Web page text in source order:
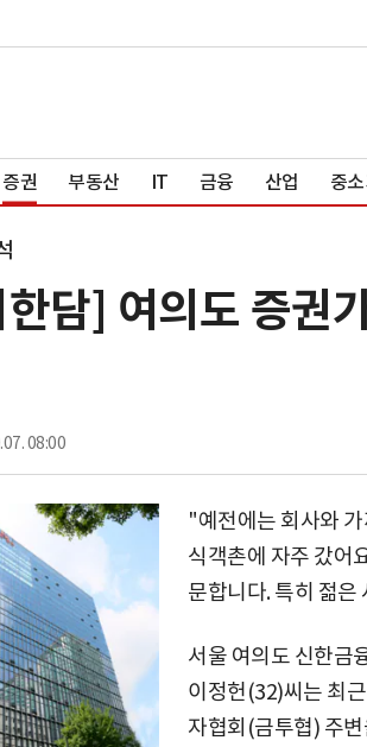
증권 부동산 IT 금융 산업 중
한담] 여의도 증권
08:00
"예전에는 회사와
식객촌에 자주 갔어
문합니다. 특히 젊은
서울 여의도 신한금
이정헌(32)씨는 최
자협회(금투협) 주